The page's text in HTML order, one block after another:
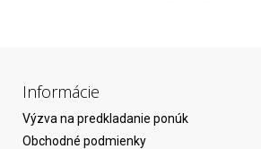
Informácie
Výzva na predkladanie ponúk
Obchodné podmienky